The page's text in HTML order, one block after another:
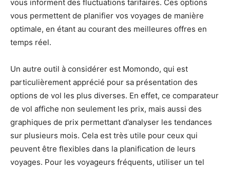
vous informent des fluctuations tarifaires. Ces options
vous permettent de planifier vos voyages de manière
optimale, en étant au courant des meilleures offres en
temps réel.
Un autre outil à considérer est Momondo, qui est
particulièrement apprécié pour sa présentation des
options de vol les plus diverses. En effet, ce comparateur
de vol affiche non seulement les prix, mais aussi des
graphiques de prix permettant d’analyser les tendances
sur plusieurs mois. Cela est très utile pour ceux qui
peuvent être flexibles dans la planification de leurs
voyages. Pour les voyageurs fréquents, utiliser un tel